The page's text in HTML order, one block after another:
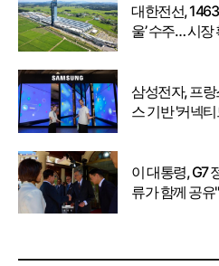
대한전선,
울’ 수주… 시장
삼성전자, 프
스 기반 '커넥
이 대통령, G7
류가 함께 공유